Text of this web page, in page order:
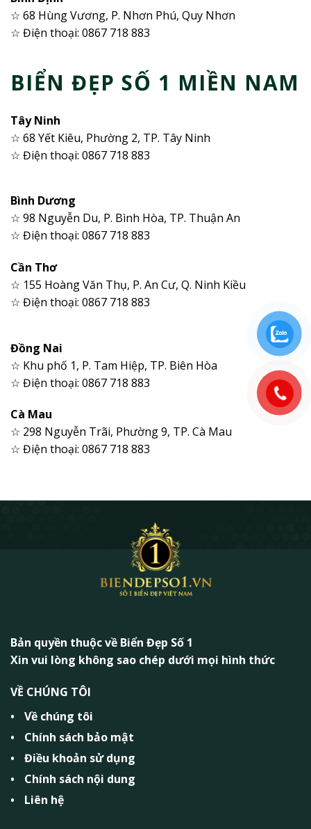
☆ 68 Hùng Vương, P. Nhơn Phú, Quy Nhơn
☆ Điện thoại: 0867 718 883
BIỂN ĐẸP SỐ 1 MIỀN NAM
Tây Ninh
☆ 68 Yết Kiêu, Phường 2, TP. Tây Ninh
☆ Điện thoại: 0867 718 883
Bình Dương
☆ 98 Nguyễn Du, P. Bình Hòa, TP. Thuận An
☆ Điện thoại: 0867 718 883
Cần Thơ
☆ 155 Hoàng Văn Thụ, P. An Cư, Q. Ninh Kiều
☆ Điện thoại: 0867 718 883
Đồng Nai
☆ Khu phố 1, P. Tam Hiệp, TP. Biên Hòa
☆ Điện thoại: 0867 718 883
Cà Mau
☆ 298 Nguyễn Trãi, Phường 9, TP. Cà Mau
☆ Điện thoại: 0867 718 883
Bản quyền thuộc về Biển Đẹp Số 1
Xin vui lòng không sao chép dưới mọi hình thức
VỀ CHÚNG TÔI
Về chúng tôi
Chính sách bảo mật
Điều khoản sử dụng
Chính sách nội dung
Liên hệ